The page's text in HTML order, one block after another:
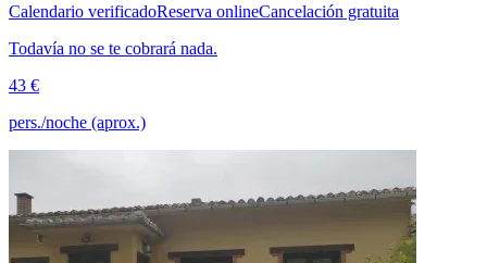
Calendario verificadoReserva onlineCancelación gratuita
Todavía no se te cobrará nada.
43 €
pers./noche (aprox.)